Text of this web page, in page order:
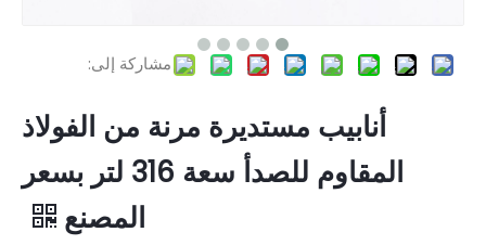
مشاركة إلى:
أنابيب مستديرة مرنة من الفولاذ
المقاوم للصدأ سعة 316 لتر بسعر
المصنع